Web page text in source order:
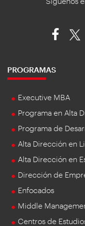
PROGRAMAS
Executive MBA
Programa en Alta
Programa de
Alta Dirección en
Alta Dirección en
Dirección de
Enfocados
Middle
Centros de